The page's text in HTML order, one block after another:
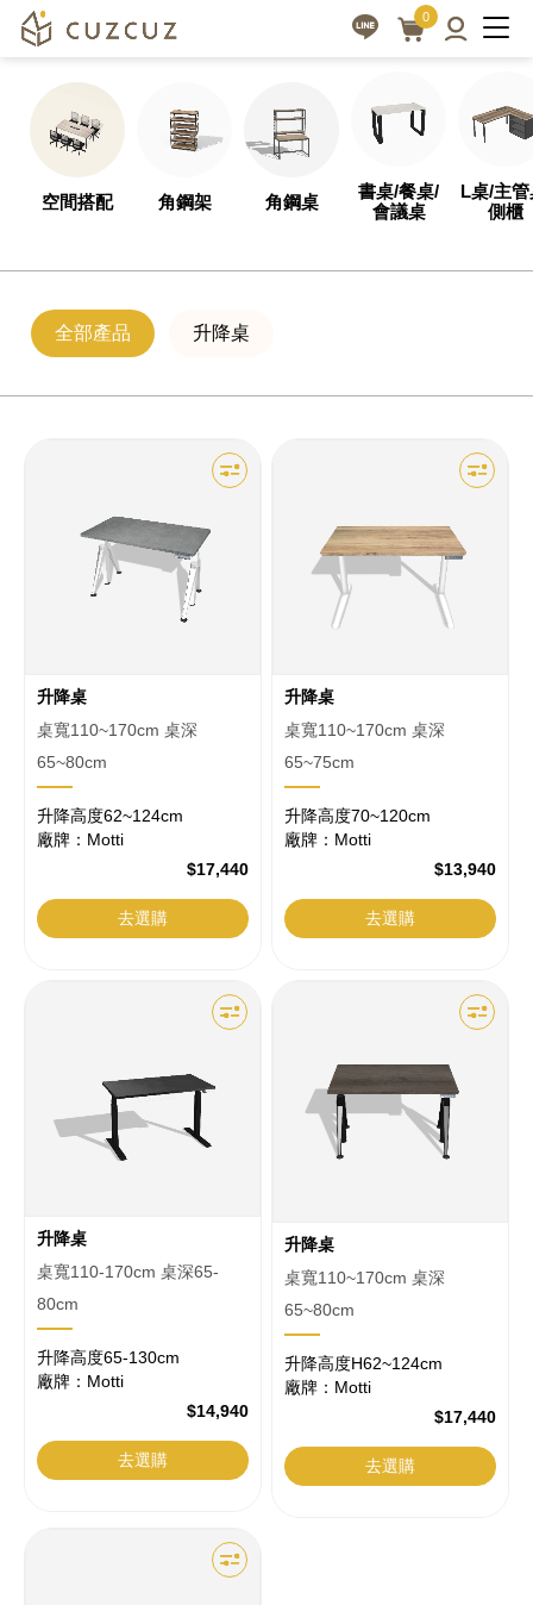
0
升
cuzcuz
3D
視
化
客
製
計，
位
空間搭配 角鋼架 角鋼桌
書桌/餐桌/
會議桌
L桌/主管
側櫃
全部產品 升降桌
升降桌
桌寬110~170cm 桌深
65~80cm
升降高度62~124cm
廠牌：Motti
$17,440
去選購
升降桌
桌寬110~170cm 桌深
65~75cm
升降高度70~120cm
廠牌：Motti
$13,940
去選購
升降桌
桌寬110-170cm 桌深65-
80cm
升降高度65-130cm
廠牌：Motti
$14,940
去選購
升降桌
桌寬110~170cm 桌深
65~80cm
升降高度H62~124cm
廠牌：Motti
$17,440
去選購